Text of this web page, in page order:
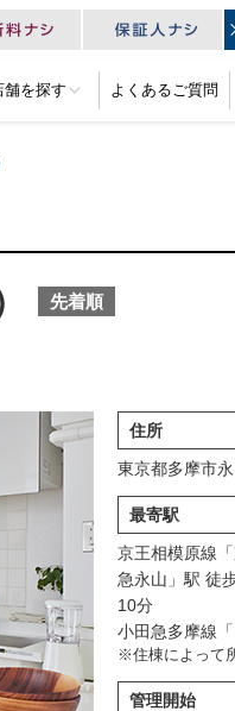
舗を探す よくあるご質問
先着順
住所
東京都多摩市
最寄駅
京王相模原線
急永山」駅 徒
10分
小田急多摩線
※住棟によって
管理開始